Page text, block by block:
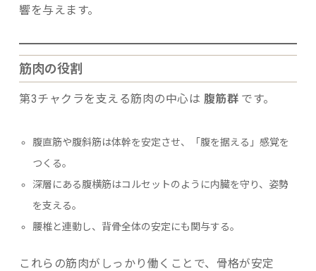
響を与えます。
筋肉の役割
第3チャクラを支える筋肉の中心は 腹筋群 です。
腹直筋や腹斜筋は体幹を安定させ、「腹を据える」感覚を
つくる。
深層にある腹横筋はコルセットのように内臓を守り、姿勢
を支える。
腰椎と連動し、背骨全体の安定にも関与する。
これらの筋肉がしっかり働くことで、骨格が安定